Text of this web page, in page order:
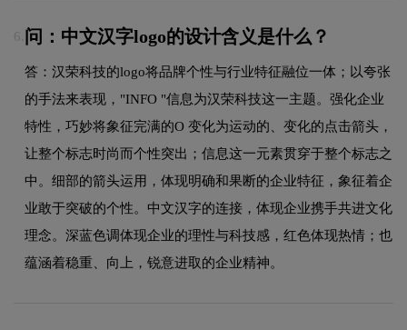
6. 问：中文汉字logo的设计含义是什么？
答：汉荣科技的logo将品牌个性与行业特征融位一体；以夸张
的手法来表现，"INFO "信息为汉荣科技这一主题。强化企业
特性，巧妙将象征完满的O 变化为运动的、变化的点击箭头，
让整个标志时尚而个性突出；信息这一元素贯穿于整个标志之
中。细部的箭头运用，体现明确和果断的企业特征，象征着企
业敢于突破的个性。中文汉字的连接，体现企业携手共进文化
理念。深蓝色调体现企业的理性与科技感，红色体现热情；也
蕴涵着稳重、向上，锐意进取的企业精神。